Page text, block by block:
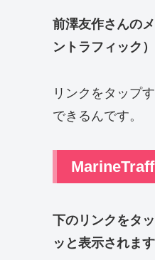
前澤友作さんの
ントラフィック
リンクをタップ
できるんです。
下のリンクをタ
ッと表示されます